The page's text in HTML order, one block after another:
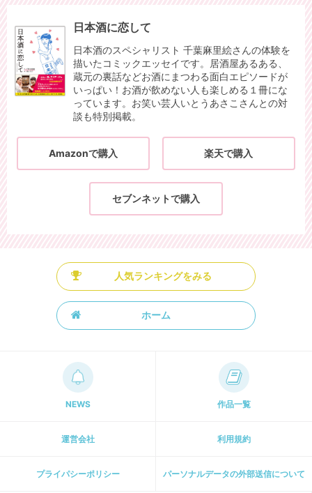
日本酒に恋して
日本酒のスペシャリスト 千葉麻里絵さんの体験を
描いたコミックエッセイです。居酒屋あるある、
蔵元の裏話などお酒にまつわる面白エピソードが
いっぱい！お酒が飲めない人も楽しめる１冊にな
っています。お笑い芸人いとうあさこさんとの対
談も特別掲載。
Amazonで購入 楽天で購入
セブンネットで購入
人気ランキングをみる
ホーム
NEWS 作品一覧
運営会社 利用規約
プライパシーポリシー パーソナルデータの外部送信について